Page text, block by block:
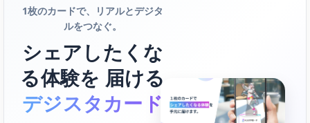
1枚のカードで、リアルとデジタ
ルをつなぐ。
シェアしたくな
る体験を 届ける
デジスタカード